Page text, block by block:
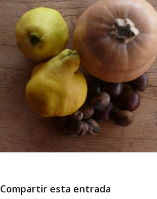
Compartir esta entrada